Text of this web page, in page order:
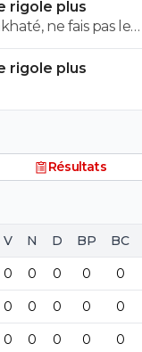
chose sauf
entraineur qui ne
il met
ils sont plus
rigole plus
ne fais pas le
ca c'est bizarre t'en
rigole plus
Résultats
V N D BP BC
0 0 0 0 0
0 0 0 0 0
0 0 0 0 0